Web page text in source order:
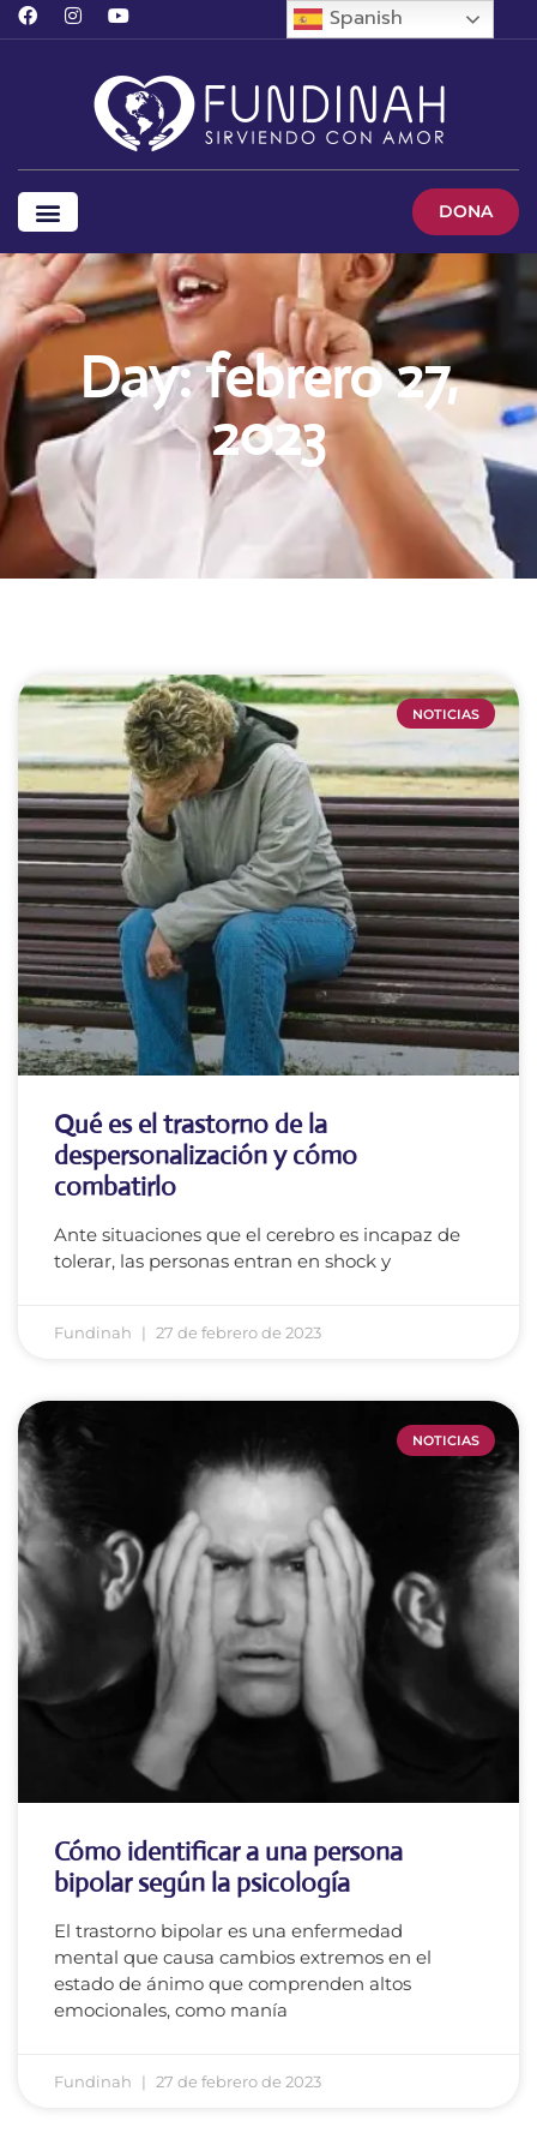
DONA
Day: febrero 27,
2023
NOTICIAS
Qué es el trastorno de la
despersonalización y cómo
combatirlo
Ante situaciones que el cerebro es incapaz de
tolerar, las personas entran en shock y
Fundinah 27 de febrero de 2023
NOTICIAS
Cómo identificar a una persona
bipolar según la psicología
El trastorno bipolar es una enfermedad
mental que causa cambios extremos en el
estado de ánimo que comprenden altos
emocionales, como manía
Fundinah 27 de febrero de 2023
Spanish